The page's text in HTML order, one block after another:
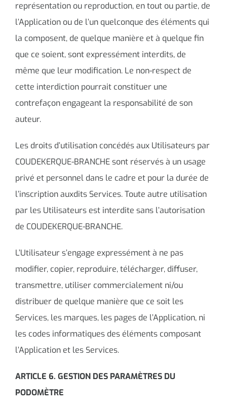
représentation ou reproduction, en tout ou partie, de
l’Application ou de l’un quelconque des éléments qui
la composent, de quelque manière et à quelque fin
que ce soient, sont expressément interdits, de
même que leur modification. Le non-respect de
cette interdiction pourrait constituer une
contrefaçon engageant la responsabilité de son
auteur.
Les droits d’utilisation concédés aux Utilisateurs par
COUDEKERQUE-BRANCHE sont réservés à un usage
privé et personnel dans le cadre et pour la durée de
l’inscription auxdits Services. Toute autre utilisation
par les Utilisateurs est interdite sans l’autorisation
de COUDEKERQUE-BRANCHE.
L’Utilisateur s’engage expressément à ne pas
modifier, copier, reproduire, télécharger, diffuser,
transmettre, utiliser commercialement ni/ou
distribuer de quelque manière que ce soit les
Services, les marques, les pages de l’Application, ni
les codes informatiques des éléments composant
l’Application et les Services.
ARTICLE 6. GESTION DES PARAMÈTRES DU
PODOMÈTRE